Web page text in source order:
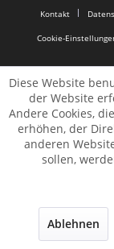
Kontakt
Cookie-
Diese Website
der Website
Andere Cookies,
erhöhen, der
anderen
sollen,
Ablehnen